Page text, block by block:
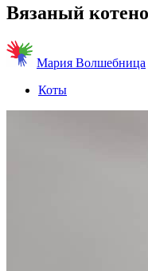
Вязаный
Мария Волшебница
Коты